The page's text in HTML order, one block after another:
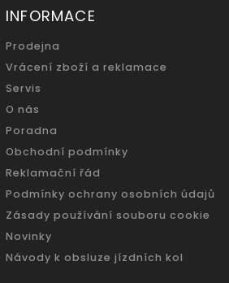
INFORMACE
Prodejna
Vrácení zboží a reklamace
Servis
O nás
Poradna
Obchodní podmínky
Reklamační řád
Podmínky ochrany osobních údajů
Zásady používání souboru cookie
Novinky
Návody k obsluze jízdních kol